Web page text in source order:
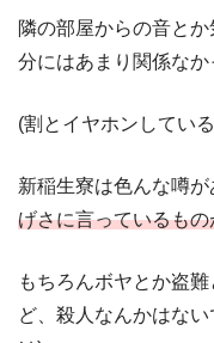
隣の部屋からの音と
分にはあまり関係なか
(割とイヤホンしてい
新稲生寮は色んな噂が
げさに言っているもの
もちろんボヤとか盗
ど、殺人なんかはな